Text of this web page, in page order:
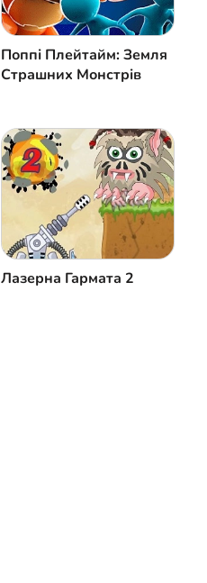
Поппі Плейтайм: Земля
Страшних Монстрів
Лазерна Гармата 2